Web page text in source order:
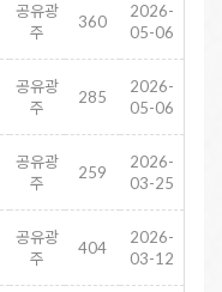
공유광
주
360
2026-
05-06
공유광
주
285
2026-
05-06
공유광
주
259
2026-
03-25
공유광
주
404
2026-
03-12